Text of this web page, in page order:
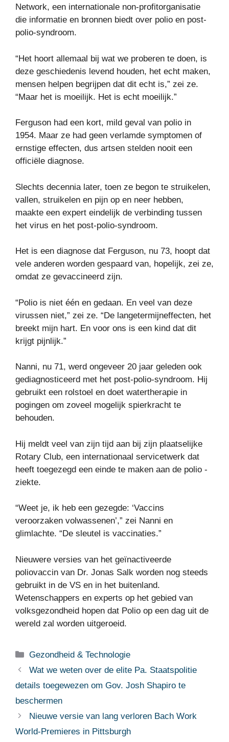
Network, een internationale non-profitorganisatie
die informatie en bronnen biedt over polio en post-
polio-syndroom.
“Het hoort allemaal bij wat we proberen te doen, is
deze geschiedenis levend houden, het echt maken,
mensen helpen begrijpen dat dit echt is,” zei ze.
“Maar het is moeilijk. Het is echt moeilijk.”
Ferguson had een kort, mild geval van polio in
1954. Maar ze had geen verlamde symptomen of
ernstige effecten, dus artsen stelden nooit een
officiële diagnose.
Slechts decennia later, toen ze begon te struikelen,
vallen, struikelen en pijn op en neer hebben,
maakte een expert eindelijk de verbinding tussen
het virus en het post-polio-syndroom.
Het is een diagnose dat Ferguson, nu 73, hoopt dat
vele anderen worden gespaard van, hopelijk, zei ze,
omdat ze gevaccineerd zijn.
“Polio is niet één en gedaan. En veel van deze
virussen niet,” zei ze. “De langetermijneffecten, het
breekt mijn hart. En voor ons is een kind dat dit
krijgt pijnlijk.”
Nanni, nu 71, werd ongeveer 20 jaar geleden ook
gediagnosticeerd met het post-polio-syndroom. Hij
gebruikt een rolstoel en doet watertherapie in
pogingen om zoveel mogelijk spierkracht te
behouden.
Hij meldt veel van zijn tijd aan bij zijn plaatselijke
Rotary Club, een internationaal servicetwerk dat
heeft toegezegd een einde te maken aan de polio -
ziekte.
“Weet je, ik heb een gezegde: ‘Vaccins
veroorzaken volwassenen’,” zei Nanni en
glimlachte. “De sleutel is vaccinaties.”
Nieuwere versies van het geïnactiveerde
poliovaccin van Dr. Jonas Salk worden nog steeds
gebruikt in de VS en in het buitenland.
Wetenschappers en experts op het gebied van
volksgezondheid hopen dat Polio op een dag uit de
wereld zal worden uitgeroeid.
Categorieën
Gezondheid & Technologie
Wat we weten over de elite Pa. Staatspolitie
details toegewezen om Gov. Josh Shapiro te
beschermen
Nieuwe versie van lang verloren Bach Work
World-Premieres in Pittsburgh